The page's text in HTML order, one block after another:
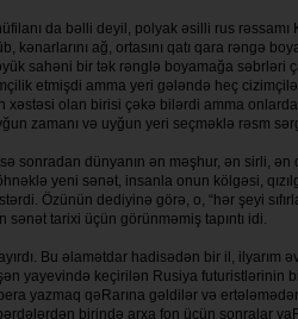
da bəlli deyil, polyak əsilli rus
kənarlarını ağ, ortasını qatı qara rəngə
sahəni bir tək rənglə boyamağa səbrləri
etmiş­di am­ma yeri gələndə heç
xəstəsi olan birisi çəkə bilərdi amma
zamanı və uyğun yeri seçməklə rəsm
sonradan dünyanın ən məşhur, ən sirli, ən
yeni sənət, in­san­la onun kölgəsi,
Özü­nün dediyinə görə, o, “hər şeyi
tarixi üçün görünməmiş tapıntı idi.
Bu əlamətdar hadisədən bir il, ilyarım
yayevində keçirilən Rusiya fu­turistlərinin
yazmaq qə­Ra­rı­na gəldilər və
birində arxa fon üçün sonra­lar